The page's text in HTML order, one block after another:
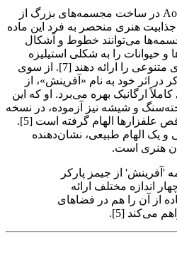
کارگاه‌های هنری مانند Aongking در ساخت مجسمه‌های بزرگ از
هنری منحصر به فرد این ماده
می‌توانند خطوط و اَشکال
و حیوانات را به شکلی استیلیزه
بازنمایی کنند و چشم‌انداز هنری متنوعی را ارائه دهند [7]. از سوی
در اثر خود به نام «آفرینش»، از
ارگانیک بهره می‌برد. او که این
و شیشه نیز آزموده، در نسخه
فولادی آن از حرکت ابرها و رقص علفزارها الهام گرفته است [5].
و یک الهام طبیعی، نشان‌دهنده
هنری است.
'آفرینش' از جیمز پارکر
اندازه مختلف ارائه
از آن را هم در فضاهای
می‌کند [5].